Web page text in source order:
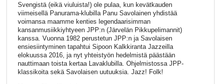
Svengistä (eikä viuluista!) ole pulaa, kun kevätkauden
viimeisellä Panurama-klubilla Panu Savolainen yhdistää
voimansa maamme kenties legendaarisimman
kansanmusiikkiyhtyeen JPP:n (Järvelän Pikkupelimannit)
kanssa. Vuonna 1982 perustetun JPP:n ja Savolaisen
ensiesiintyminen tapahtui Sipoon Kalkkiranta Jazzeilla
elokuussa 2016, ja nyt yhteistyön hedelmistä päästään
nauttimaan toista kertaa Lavaklubilla. Ohjelmistossa JPP-
klassikoita sekä Savolaisen uutuuksia. Jazz! Folk!